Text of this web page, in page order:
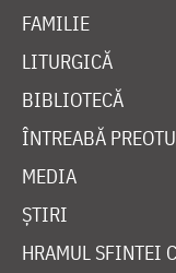
FAMILIE
LITURGICĂ
BIBLIOTECĂ
ÎNTREABĂ
MEDIA
ȘTIRI
HRAMUL SFINTEI